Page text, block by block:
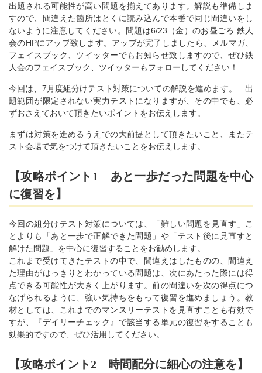
出題される可能性が高い問題を揃えてあります。解説も準備しま
すので、間違えた箇所はとくに読み込んで本番で同じ間違いをし
ないように注意してください。問題は6/23（金）のお昼ごろ 鉄人
会のHPにアップ致します。アップが完了しましたら、メルマガ、
フェイスブック、ツイッターでもお知らせ致しますので、ぜひ鉄
人会のフェイスブック、ツイッターもフォローしてください！
今回は、7月度組分けテスト対策についての解説を進めます。 出
題範囲が限定されない実力テストになりますが、その中でも、必
ずおさえておいて頂きたいポイントをお伝えします。
まずは対策を進めるうえでの大前提として頂きたいこと、またテ
スト会場で気をつけて頂きたいことをお伝えします。
【攻略ポイント1 あと一歩だった問題を中心
に復習を】
今回の組分けテスト対策については、「難しい問題を見直す」こ
とよりも「あと一歩で正解できた問題」や「テスト後に見直すと
解けた問題」を中心に復習することをお勧めします。
これまで受けてきたテストの中で、間違えはしたものの、間違え
た理由がはっきりとわかっている問題は、次にあたった際には得
点できる可能性が大きく上がります。前の間違いを次の得点につ
なげられるように、強い気持ちをもって復習を進めましょう。教
材としては、これまでのマンスリーテストを見直すことも有効で
すが、『デイリーチェック』で該当する単元の復習をすることも
効果的ですので、ぜひ活用してください。
【攻略ポイント2 時間配分に細心の注意を】